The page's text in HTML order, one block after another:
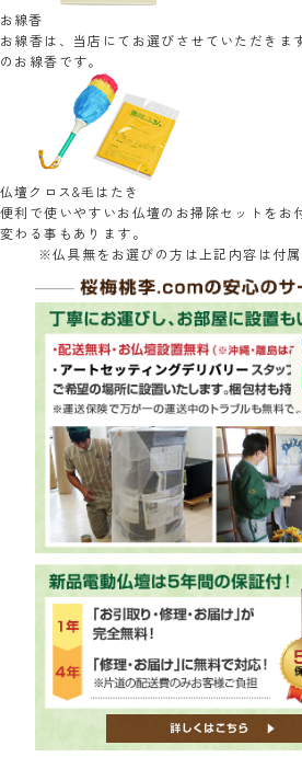
お線香
お線香は、当店にてお選びさせていただきま
のお線香です。
仏壇クロス&毛はたき
便利で使いやすいお仏壇のお掃除セットをお
変わる事もあります。
※仏具無をお選びの方は上記内容は付属